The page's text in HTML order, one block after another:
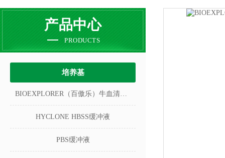
产品中心
PRODUCTS
培养基
BIOEXPLORER（百傲乐）牛血清白蛋白
HYCLONE HBSS缓冲液
PBS缓冲液